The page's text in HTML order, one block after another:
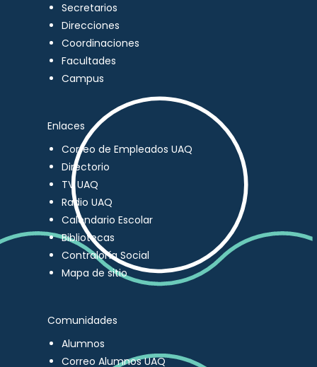
Secretarios
Direcciones
Coordinaciones
Facultades
Campus
Enlaces
Correo de Empleados UAQ
Directorio
TV UAQ
Radio UAQ
Calendario Escolar
Bibliotecas
Contraloría Social
Mapa de sitio
Comunidades
Alumnos
Correo Alumnos UAQ